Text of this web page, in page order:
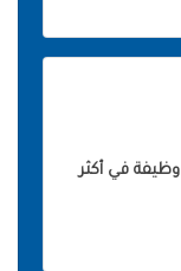
الشركة الوطنية للإسكان - NHC توفر 14 وظيفة في أكثر